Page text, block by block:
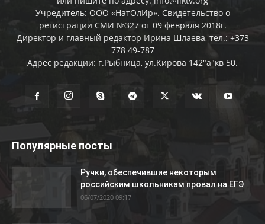
Учредитель: ООО «НатОлИр». Свидетельство о
регистрации СМИ №327 от 09 февраля 2018г.
Директор и главный редактор Ирина Шлаева, тел.: +373
778 49-787
Адрес редакции: г.Рыбница, ул.Кирова 142"а"кв 50.
Популярные посты
Ручки, обеспечившие некоторым
российским школьникам провал на ЕГЭ
06/07/2020 09:17